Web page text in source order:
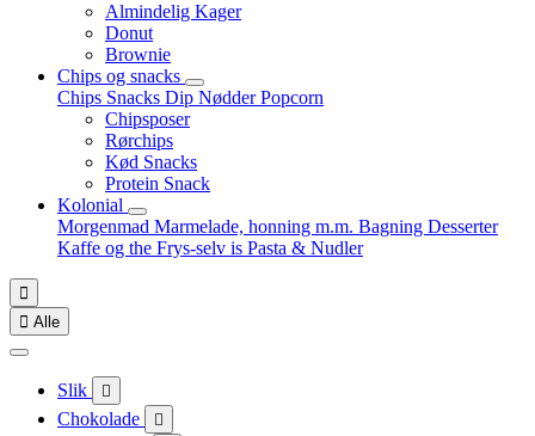
Almindelig Kager
Donut
Brownie
Chips og snacks
Chips Snacks Dip NødderPopcorn
Chipsposer
Rørchips
Kød Snacks
Protein Snack
Kolonial
Morgenmad Marmelade, honning m.m. Bagning Desserter
Kaffe og the Frys-selv is Pasta & Nudler

 Alle
Slik 
Chokolade 